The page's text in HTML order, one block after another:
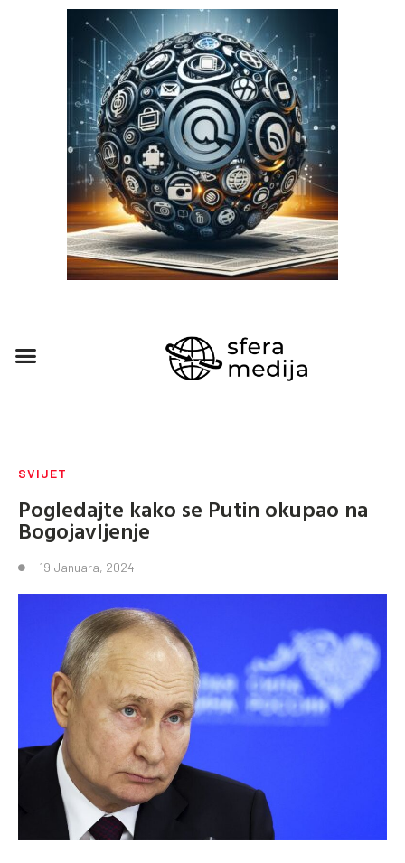
SVIJET
Pogledajte kako se Putin okupao na
Bogojavljenje
19 Januara, 2024